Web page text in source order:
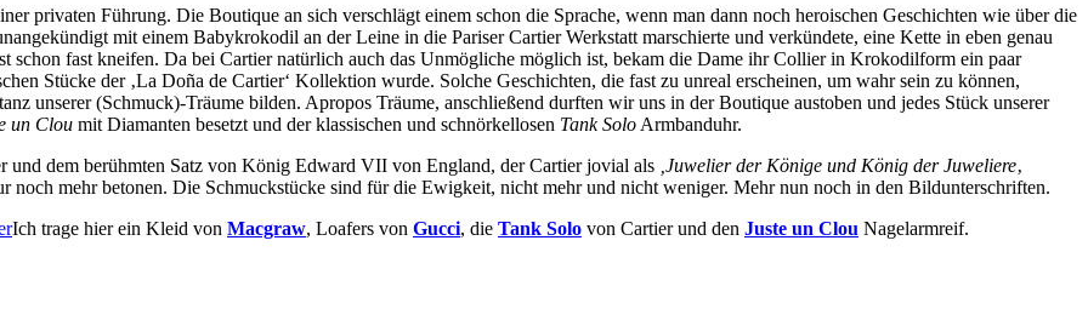
privaten Führung. Die Boutique an sich verschlägt einem schon die Sprache, wenn man dann noch heroischen Geschichten wie über die
mit einem Babykrokodil an der Leine in die Pariser Cartier Werkstatt marschierte und verkündete, eine Kette in eben genau
schon fast kneifen. Da bei Cartier natürlich auch das Unmögliche möglich ist, bekam die Dame ihr Collier in Krokodilform ein paar
Stücke der ‚La Doña de Cartier‘ Kollektion wurde. Solche Geschichten, die fast zu unreal erscheinen, um wahr sein zu können,
unserer (Schmuck)-Träume bilden. Apropos Träume, anschließend durften wir uns in der Boutique austoben und jedes Stück unserer
un Clou mit Diamanten besetzt und der klassischen und schnörkellosen Tank Solo Armbanduhr.
und dem berühmten Satz von König Edward VII von England, derCartierjovial als Juwelierder Könige und König der Juweliere‚
noch mehr betonen. Die Schmuckstücke sind für die Ewigkeit, nicht mehr und nicht weniger. Mehr nun noch in den Bildunterschriften.
Ich trage hier ein Kleid von Macgraw, Loafers von Gucci, die Tank Solo von Cartier und den Juste un Clou Nagelarmreif.